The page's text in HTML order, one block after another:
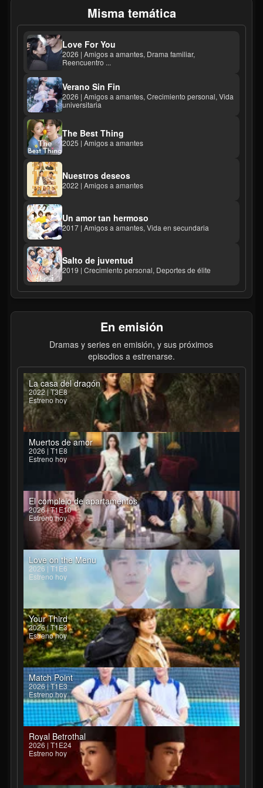
Misma temática
Love For You
2026 | Amigos a amantes, Drama familiar,
Reencuentro ...
Verano Sin Fin
2026 | Amigos a amantes, Crecimiento personal, Vida
universitaria
The Best Thing
2025 | Amigos a amantes
Nuestros deseos
2022 | Amigos a amantes
Un amor tan hermoso
2017 | Amigos a amantes, Vida en secundaria
Salto de juventud
2019 | Crecimiento personal, Deportes de élite
En emisión
Dramas y series en emisión, y sus próximos
episodios a estrenarse.
La casa del dragón
2022 | T3E8
Estreno hoy
Muertos de amor
2026 | T1E8
Estreno hoy
El complejo de apartamentos
2026 | T1E10
Estreno hoy
Love on the Menu
2026 | T1E6
Estreno hoy
Your Third
2026 | T1E3
Estreno hoy
Match Point
2026 | T1E3
Estreno hoy
Royal Betrothal
2026 | T1E24
Estreno hoy